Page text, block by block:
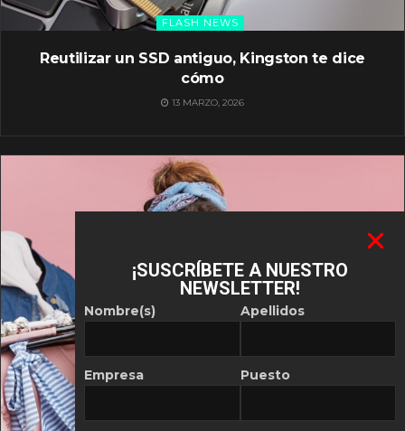
FLASH NEWS
Reutilizar un SSD antiguo, Kingston te dice
cómo
13 MARZO, 2026
¡SUSCRÍBETE A NUESTRO
NEWSLETTER!
Nombre(s)
Empresa
Apellidos
Puesto